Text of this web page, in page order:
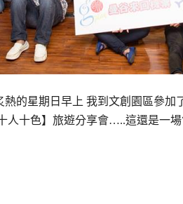
熱的星期日早上 我到文創園區參
人十色】旅遊分享會…..這還是一